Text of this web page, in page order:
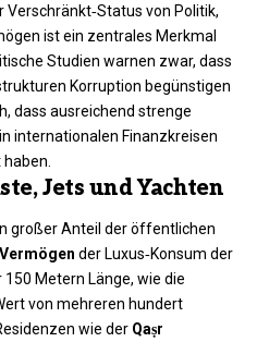
Verschränkt‑Status von Politik,
ist ein zentrales Merkmal
Studien warnen zwar, dass
Korruption begünstigen
dass ausreichend strenge
internationalen Finanzkreisen
Jets und Yachten
großer Anteil der öffentlichen
der Luxus‑Konsum der
Metern Länge, wie die
von mehreren hundert
wie der Qaṣr